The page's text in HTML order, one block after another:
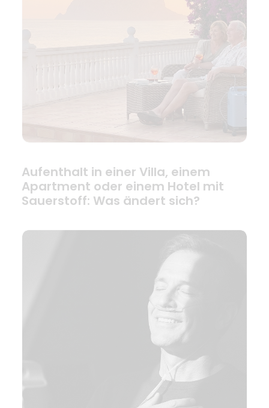
Aufenthalt in einer Villa, einem
Apartment oder einem Hotel mit
Sauerstoff: Was ändert sich?